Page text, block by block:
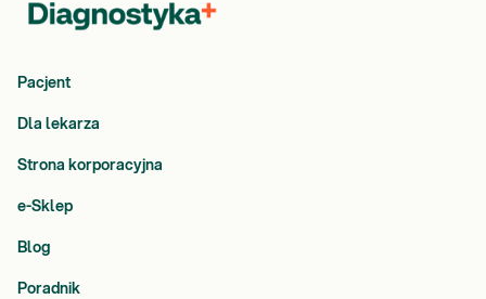
Pacjent
Dla lekarza
Strona korporacyjna
e-Sklep
Blog
Poradnik